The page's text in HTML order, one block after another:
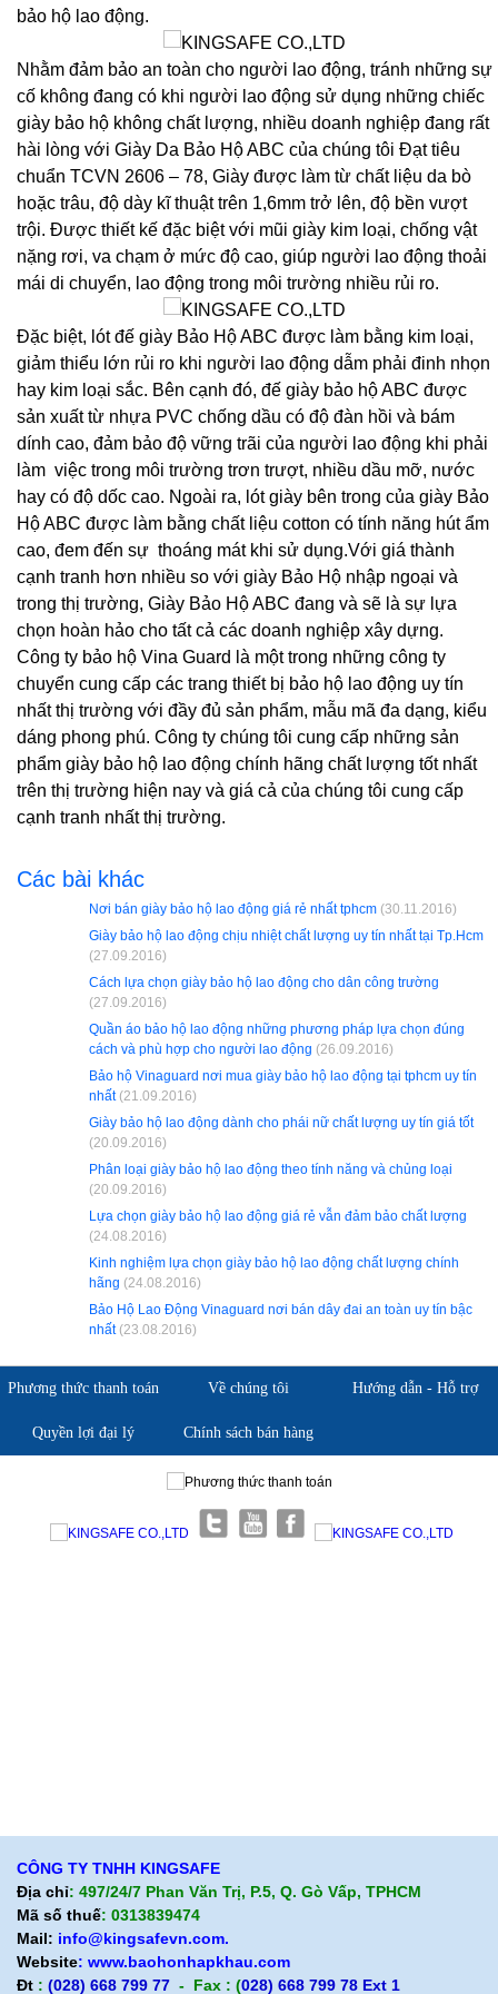
bảo hộ lao động.
Nhằm đảm bảo an toàn cho người lao động, tránh những sự
cố không đang có khi người lao động sử dụng những chiếc
giày bảo hộ không chất lượng, nhiều doanh nghiệp đang rất
hài lòng với Giày Da Bảo Hộ ABC của chúng tôi Đạt tiêu
chuẩn TCVN 2606 – 78, Giày được làm từ chất liệu da bò
hoặc trâu, độ dày kĩ thuật trên 1,6mm trở lên, độ bền vượt
trội. Được thiết kế đặc biệt với mũi giày kim loại, chống vật
nặng rơi, va chạm ở mức độ cao, giúp người lao động thoải
mái di chuyển, lao động trong môi trường nhiều rủi ro.
Đặc biệt, lót đế giày Bảo Hộ ABC được làm bằng kim loại,
giảm thiểu lớn rủi ro khi người lao động dẫm phải đinh nhọn
hay kim loại sắc. Bên cạnh đó, đế giày bảo hộ ABC được
sản xuất từ nhựa PVC chống dầu có độ đàn hồi và bám
dính cao, đảm bảo độ vững trãi của người lao động khi phải
làm việc trong môi trường trơn trượt, nhiều dầu mỡ, nước
hay có độ dốc cao. Ngoài ra, lót giày bên trong của giày Bảo
Hộ ABC được làm bằng chất liệu cotton có tính năng hút ẩm
cao, đem đến sự thoáng mát khi sử dụng.Với giá thành
cạnh tranh hơn nhiều so với giày Bảo Hộ nhập ngoại và
trong thị trường, Giày Bảo Hộ ABC đang và sẽ là sự lựa
chọn hoàn hảo cho tất cả các doanh nghiệp xây dựng.
Công ty bảo hộ Vina Guard là một trong những công ty
chuyển cung cấp các trang thiết bị bảo hộ lao động uy tín
nhất thị trường với đầy đủ sản phẩm, mẫu mã đa dạng, kiểu
dáng phong phú. Công ty chúng tôi cung cấp những sản
phẩm giày bảo hộ lao động chính hãng chất lượng tốt nhất
trên thị trường hiện nay và giá cả của chúng tôi cung cấp
cạnh tranh nhất thị trường.
Các bài khác
Nơi bán giày bảo hộ lao động giá rẻ nhất tphcm (30.11.2016)
Giày bảo hộ lao động chịu nhiệt chất lượng uy tín nhất tại Tp.Hcm
(27.09.2016)
Cách lựa chọn giày bảo hộ lao động cho dân công trường
(27.09.2016)
Quần áo bảo hộ lao động những phương pháp lựa chọn đúng
cách và phù hợp cho người lao động (26.09.2016)
Bảo hộ Vinaguard nơi mua giày bảo hộ lao động tại tphcm uy tín
nhất(21.09.2016)
Giày bảo hộ lao động dành cho phái nữ chất lượng uy tín giá tốt
(20.09.2016)
Phân loại giày bảo hộ lao động theo tính năng và chủng loại
(20.09.2016)
Lựa chọn giày bảo hộ lao động giá rẻ vẫn đảm bảo chất lượng
(24.08.2016)
Kinh nghiệm lựa chọn giày bảo hộ lao động chất lượng chính
hãng (24.08.2016)
Bảo Hộ Lao Động Vinaguard nơi bán dây đai an toàn uy tín bậc
nhất(23.08.2016)
Phương thức thanh toán Về chúng tôi Hướng dẫn - Hỗ trợ
Quyền lợi đại lý Chính sách bán hàng
CÔNG TY TNHH KINGSAFE
Địa chỉ: 497/24/7 Phan Văn Trị, P.5, Q. Gò Vấp, TPHCM
Mã số thuế: 0313839474
Mail: info@kingsafevn.com.
Website: www.baohonhapkhau.com
Đt : (028) 668 799 77 - Fax : (028) 668 799 78 Ext 1